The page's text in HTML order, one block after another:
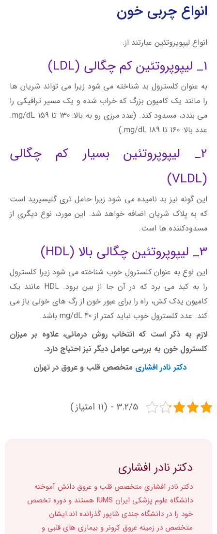
انواع چربی خون
انواع لیپوپروتئین عبارتند از:
1_ لیپوپروتئین کم چگالی (LDL)
به عنوان کلسترول بد شناخته می شود زیرا می تواند شریان ها
را مانند یک کامیون بزرگ که خراب شده و یک مسیر ترافیکی را
می بندد، مسدود کند. (عدد مرزی رو به بالا: 130 تا 159 mg/dL.
عدد بالا: 160 تا 189 mg/dL.)
2_ لیپوپروتئین بسیار کم چگالی
(VLDL)
این گونه نیز بد نامیده می شود زیرا حامل تری گلیسیرید است
که به پلاک شریان اضافه خواهد شد. این مورد، نوع دیگری از
مسدودکننده ها است.
3_ لیپوپروتئین چگالی بالا (HDL)
این نوع به عنوان کلسترول خوب شناخته می شود زیرا کلسترول
را به کبد می برد که در آن جا از بین برود. HDL مانند یک
کامیون یدک کش، راه را برای عبور خون از رگ های خونی باز می
کند. عدد کلسترول خوب نباید کمتر از 40 mg/dL باشد.
لازم به ذکر است که انتخاب روش درمانی، علاوه بر میزان
کلسترول خون به بررسی عوامل دیگر نیز احتیاج دارد.
دکتر نادر افشاری متخصص قلب و عروق در تهران
3.2/5 - (11 امتیاز)
دکتر نادر افشاری
دکتر نادر افشاری متخصص قلب و عروق دانش آموخته
دانشگاه علوم پزشکی ایران IUMS هستند و دوره تخصص
خود را در دانشگاه جندی شاپور گذرانده اند.ایشان
متخصص در زمینه عروق کرونر و بیماری های قلبی و